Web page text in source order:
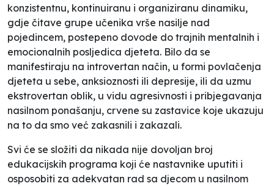
konzistentnu, kontinuiranu i organiziranu dinamiku,
gdje čitave grupe učenika vrše nasilje nad
pojedincem, postepeno dovode do trajnih mentalnih i
emocionalnih posljedica djeteta. Bilo da se
manifestiraju na introvertan način, u formi povlačenja
djeteta u sebe, anksioznosti ili depresije, ili da uzmu
ekstrovertan oblik, u vidu agresivnosti i pribjegavanja
nasilnom ponašanju, crvene su zastavice koje ukazuju
na to da smo već zakasnili i zakazali.
Svi će se složiti da nikada nije dovoljan broj
edukacijskih programa koji će nastavnike uputiti i
osposobiti za adekvatan rad sa djecom u nasilnom